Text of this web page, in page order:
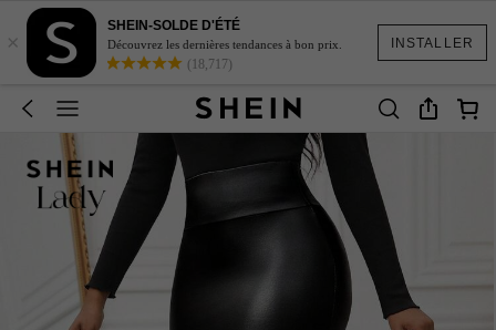
INSTALLER
×
SHEIN-SOLDE D'ÉTÉ
Découvrez les dernières tendances à bon prix.
(18,717)